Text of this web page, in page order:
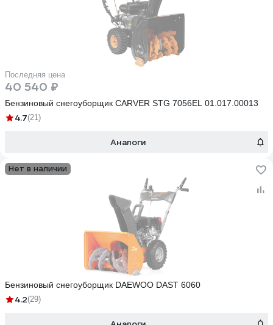
Последняя цена
40 540 ₽
Бензиновый снегоуборщик CARVER STG 7056EL 01.017.00013
4.7(21)
Аналоги
Нет в наличии
Бензиновый снегоуборщик DAEWOO DAST 6060
4.2(29)